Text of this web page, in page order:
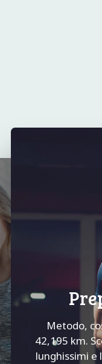
Metodo,
42,195 km.
lunghissimi e